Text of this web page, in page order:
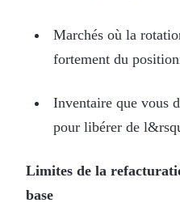
Marchés où la
fortement du
Inventaire que vous
pour libérer de
Limites de la
base